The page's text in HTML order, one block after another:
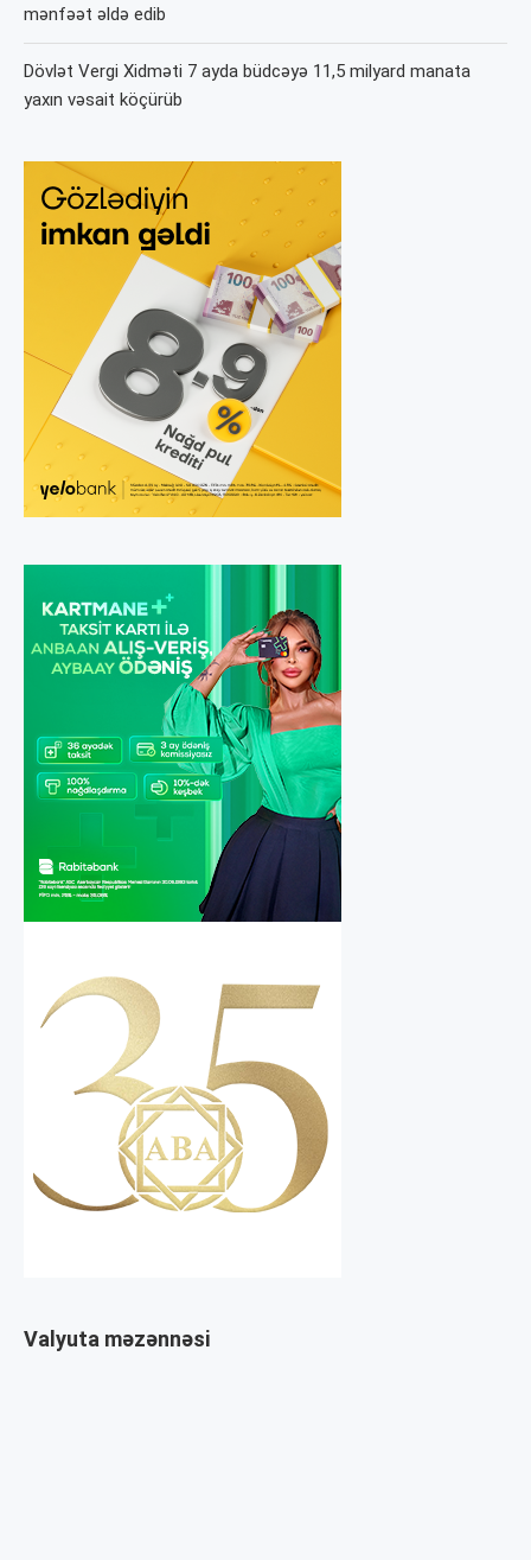
mənfəət əldə edib
Dövlət Vergi Xidməti 7 ayda büdcəyə 11,5 milyard manata
yaxın vəsait köçürüb
Valyuta məzənnəsi